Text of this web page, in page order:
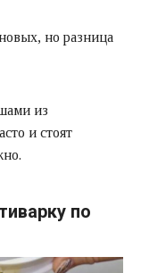
но разница
из
и стоят
по